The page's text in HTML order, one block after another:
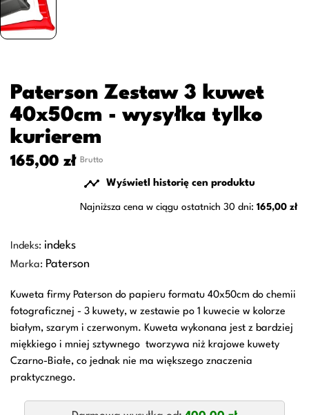
Paterson Zestaw 3 kuwet
40x50cm - wysyłka tylko
kurierem
165,00 zł Brutto
 Wyświetl historię cen produktu
Najniższa cena w ciągu ostatnich 30 dni: 165,00 zł
Indeks: indeks
Marka: Paterson
Kuweta firmy Paterson do papieru formatu 40x50cm do chemii
fotograficznej - 3 kuwety, w zestawie po 1 kuwecie w kolorze
białym, szarym i czerwonym. Kuweta wykonana jest z bardziej
miękkiego i mniej sztywnego tworzywa niż krajowe kuwety
Czarno-Białe, co jednak nie ma większego znaczenia
praktycznego.